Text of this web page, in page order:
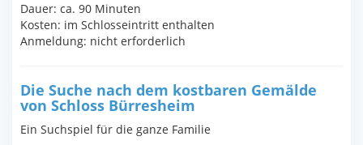
Dauer: ca. 90 Minuten
Kosten: im Schlosseintritt enthalten
Anmeldung: nicht erforderlich
Die Suche nach dem kostbaren Gemälde
von Schloss Bürresheim
Ein Suchspiel für die ganze Familie